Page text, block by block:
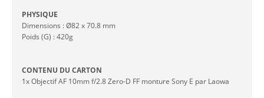
PHYSIQUE
Dimensions : Ø82 x 70.8 mm
Poids (G) : 420g
CONTENU DU CARTON
1x Objectif AF 10mm f/2.8 Zero-D FF monture Sony E par Laowa